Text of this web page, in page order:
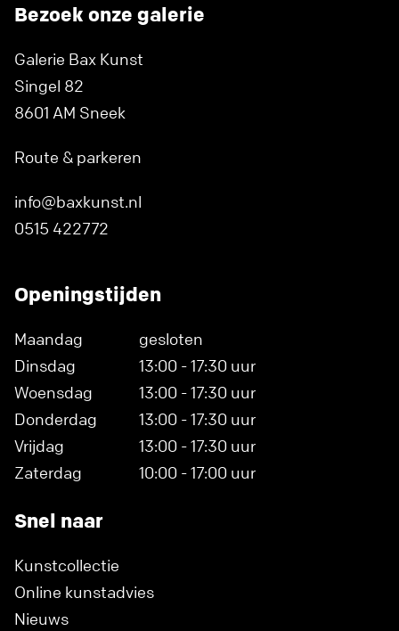
Bezoek onze galerie
Galerie Bax Kunst
Singel 82
8601 AM Sneek
Route & parkeren
info@baxkunst.nl
0515 422772
Openingstijden
Maandag
gesloten
Dinsdag
13:00 - 17:30 uur
Woensdag
13:00 - 17:30 uur
Donderdag
13:00 - 17:30 uur
Vrijdag
13:00 - 17:30 uur
Zaterdag
10:00 - 17:00 uur
Snel naar
Kunstcollectie
Online kunstadvies
Nieuws